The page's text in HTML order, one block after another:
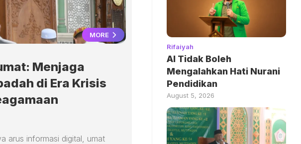
MORE
Menjaga
di Era Krisis
arus informasi digital, umat
Rifaiyah
AI Tidak Boleh
Mengalahkan Hati Nurani
Pendidikan
August 5, 2026